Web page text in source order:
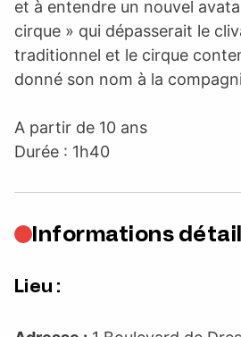
et à entendre un nouvel
cirque » qui dépasserait le
traditionnel et le cirque
donné son nom à la
A partir de 10 ans
Durée : 1h40
Informations
Lieu :